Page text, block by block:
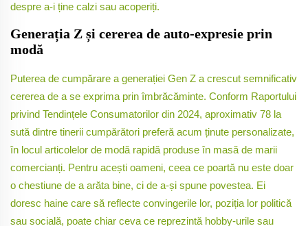
despre a-i ține calzi sau acoperiți.
Generația Z și cererea de auto-expresie prin
modă
Puterea de cumpărare a generației Gen Z a crescut semnificativ
cererea de a se exprima prin îmbrăcăminte. Conform Raportului
privind Tendințele Consumatorilor din 2024, aproximativ 78 la
sută dintre tinerii cumpărători preferă acum ținute personalizate,
în locul articolelor de modă rapidă produse în masă de marii
comercianți. Pentru acești oameni, ceea ce poartă nu este doar
o chestiune de a arăta bine, ci de a-și spune povestea. Ei
doresc haine care să reflecte convingerile lor, poziția lor politică
sau socială, poate chiar ceva ce reprezintă hobby-urile sau